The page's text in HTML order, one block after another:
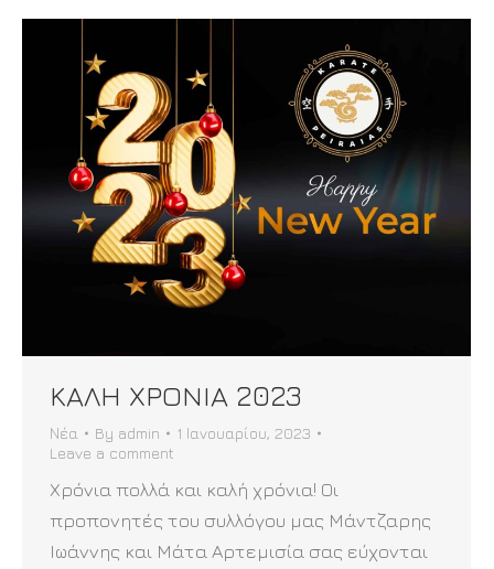
ΚΑΛΗ ΧΡΟΝΙΑ 2023
Νέα By admin
1 Ιανουαρίου, 2023
Leave a comment
Χρόνια πολλά και καλή χρόνια! Οι
προπονητές του συλλόγου μας Μάντζαρης
Ιωάννης και Μάτα Αρτεμισία σας εύχονται